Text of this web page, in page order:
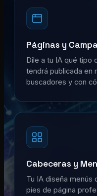
Páginas y
Dile a tu IA qué tipo
tendrá publicada en
buscadores y con
Cabeceras y
Tu IA diseña menús
pies de página